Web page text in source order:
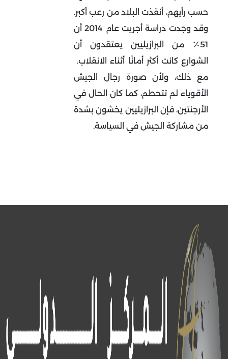
حسب رأيهم، أنقذت البلاد من رعب أكبر.
وقد وجدت دراسة أجريت عام 2014 أن
51٪ من البرازيليين يعتقدون أن
الشوارع كانت أكثر أمانًا أثناء الانقلاب.
مع ذلك، ولأن صورة رجال الجيش
الأقوياء لم تتحطم، كما كان الحال في
الأرجنتين، فإن البرازيليين يخشون بشدة
من مشاركة الجيش في السياسة.